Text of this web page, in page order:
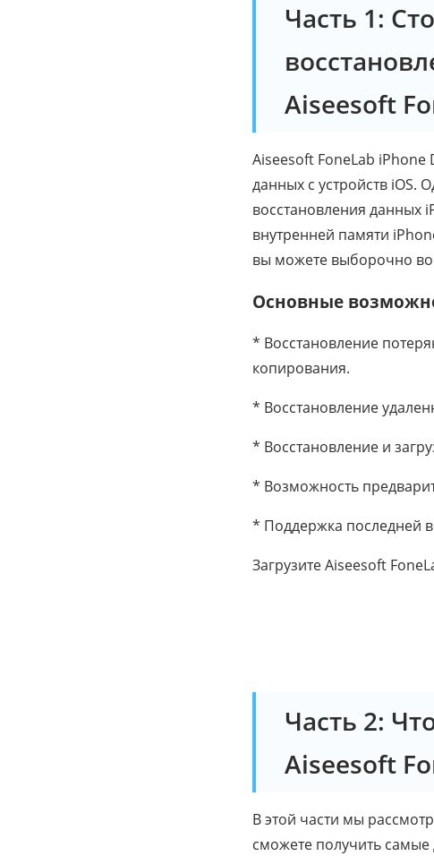
Часть 1:
Aiseesoft
Aiseesoft FoneLab iPhone
данных с устройств iOS.
восстановления данных
внутренней памяти
вы можете выборочно
Основные
* Восстановление
копирования.
* Восстановление
* Восстановление и
* Возможность
* Поддержка последней
Загрузите Aiseesoft
Часть 2:
Aiseesoft
В этой части мы
сможете получить самые